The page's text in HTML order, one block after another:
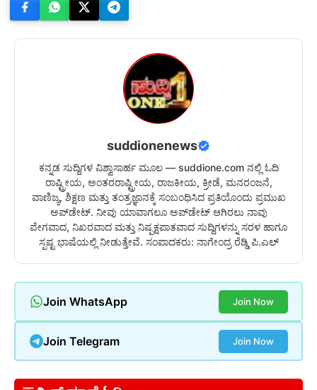
suddionenews
ಕನ್ನಡ ಸುದ್ದಿಗಳ ವಿಶ್ವಾಸಾರ್ಹ ಮೂಲ — suddione.com ನಲ್ಲಿ ಓದಿ
ರಾಷ್ಟ್ರೀಯ, ಅಂತರರಾಷ್ಟ್ರೀಯ, ರಾಜಕೀಯ, ಕ್ರೀಡೆ, ಮನರಂಜನೆ,
ವಾಣಿಜ್ಯ, ಶಿಕ್ಷಣ ಮತ್ತು ತಂತ್ರಜ್ಞಾನಕ್ಕೆ ಸಂಬಂಧಿಸಿದ ಪ್ರತಿಯೊಂದು ಪ್ರಮುಖ
ಅಪ್‌ಡೇಟ್. ನೀವು ಯಾವಾಗಲೂ ಅಪ್‌ಡೇಟ್ ಆಗಿರಲು ನಾವು
ವೇಗವಾದ, ನಿಖರವಾದ ಮತ್ತು ನಿಷ್ಪಕ್ಷಪಾತವಾದ ಸುದ್ದಿಗಳನ್ನು ಸರಳ ಹಾಗೂ
ಸ್ಪಷ್ಟ ಭಾಷೆಯಲ್ಲಿ ನೀಡುತ್ತೇವೆ. ಸಂಪಾದಕರು: ನಾಗೇಂದ್ರ ರೆಡ್ಡಿ ಪಿ.ಎಲ್
Join WhatsApp Join Now
Join Telegram Join Now